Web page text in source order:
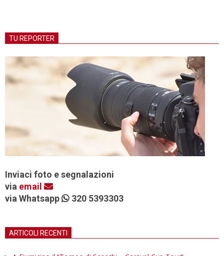
TU REPORTER
Inviaci foto e segnalazioni
via email
via Whatsapp
320 5393303
ARTICOLI RECENTI